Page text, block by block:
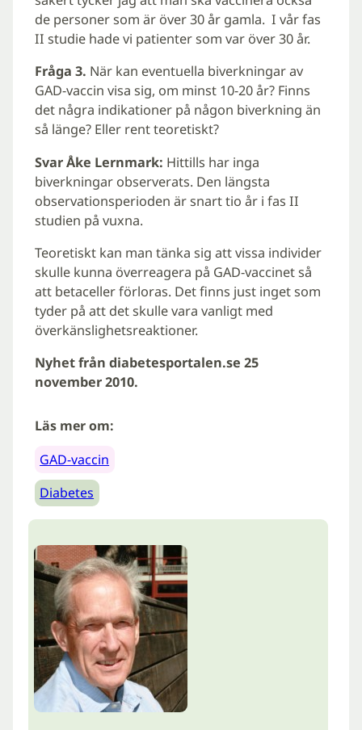
de personer som är över 30 år gamla. I vår fas
II studie hade vi patienter som var över 30 år.
Fråga 3. När kan eventuella biverkningar av
GAD-vaccin visa sig, om minst 10-20 år? Finns
det några indikationer på någon biverkning än
så länge? Eller rent teoretiskt?
Svar Åke Lernmark: Hittills har inga
biverkningar observerats. Den längsta
observationsperioden är snart tio år i fas II
studien på vuxna.
Teoretiskt kan man tänka sig att vissa individer
skulle kunna överreagera på GAD-vaccinet så
att betaceller förloras. Det finns just inget som
tyder på att det skulle vara vanligt med
överkänslighetsreaktioner.
Nyhet från diabetesportalen.se 25
november 2010.
Läs mer om:
GAD-vaccin
Diabetes